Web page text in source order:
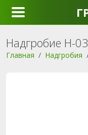
Надгробие Н-03
Главная Надгробия